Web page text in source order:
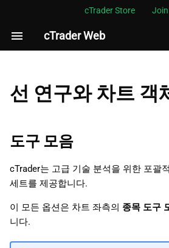
cTrader Store Join
cTrader Web
검
초도구 모음
십자선 커서
시장 스냅샷
선
선 연구와 차트 객
도구 모음
cTrader는 고급 기술 분석을 위한 포괄
세트를 제공합니다.
이 모든 옵션은 차트 좌측의 종목 도구
니다.